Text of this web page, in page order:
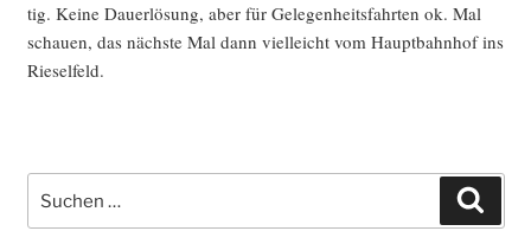
tig. Kei­ne Dau­er­lö­sung, aber für Gele­gen­heits­fahr­ten ok. Mal
schau­en, das nächs­te Mal dann viel­leicht vom Haupt­bahn­hof ins
Rieselfeld.
nach: